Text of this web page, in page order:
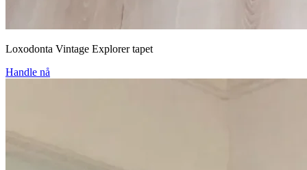
Loxodonta Vintage Explorer tapet
Handle nå